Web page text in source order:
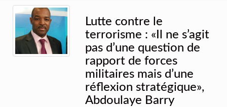
Lutte contre le
terrorisme : «Il ne s’agit
pas d’une question de
rapport de forces
militaires mais d’une
réflexion stratégique»,
Abdoulaye Barry